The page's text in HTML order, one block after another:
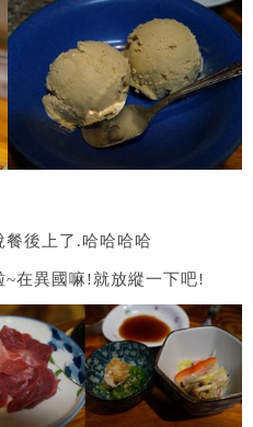
後上了.哈哈哈哈
在異國嘛!就放縱一下吧!